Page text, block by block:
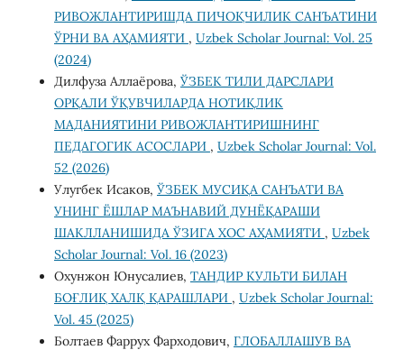
РИВОЖЛАНТИРИШДА ПИЧОҚЧИЛИК САНЪАТИНИ
ЎРНИ ВА АҲАМИЯТИ , Uzbek Scholar Journal: Vol. 25
(2024)
Дилфуза Аллаёрова, ЎЗБЕК ТИЛИ ДАРСЛАРИ
ОРҚАЛИ ЎҚУВЧИЛАРДА НОТИҚЛИК
МАДАНИЯТИНИ РИВОЖЛАНТИРИШНИНГ
ПЕДАГОГИК АСОСЛАРИ , Uzbek Scholar Journal: Vol.
52 (2026)
Улугбек Исаков, ЎЗБЕК МУСИҚА САНЪАТИ ВА
УНИНГ ЁШЛАР МАЪНАВИЙ ДУНЁҚАРАШИ
ШАКЛЛАНИШИДА ЎЗИГА ХОС АҲАМИЯТИ , Uzbek
Scholar Journal: Vol. 16 (2023)
Охунжон Юнусалиев, ТАНДИР КУЛЬТИ БИЛАН
БОҒЛИҚ ХАЛҚ ҚАРАШЛАРИ , Uzbek Scholar Journal:
Vol. 45 (2025)
Болтаев Фаррух Фарходович, ГЛОБАЛЛАШУВ ВА